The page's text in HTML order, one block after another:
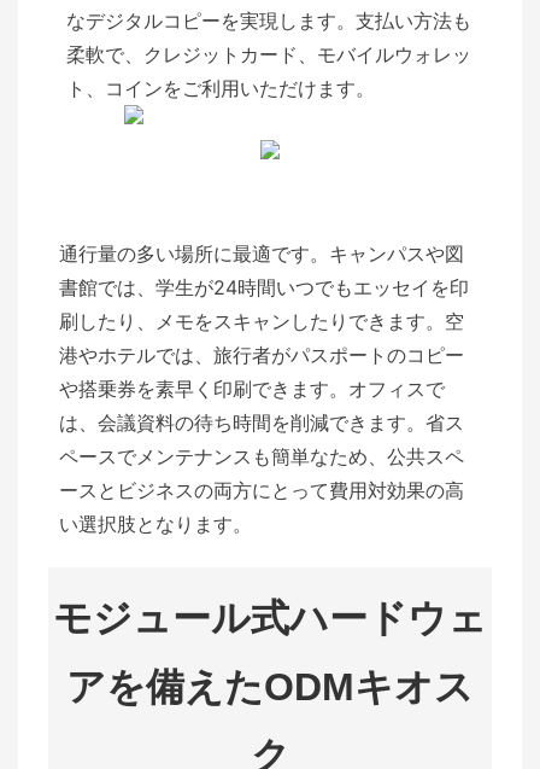
なデジタルコピーを実現します。支払い方法も
柔軟で、クレジットカード、モバイルウォレッ
ト、コインをご利用いただけます。
通行量の多い場所に最適です。キャンパスや図
書館では、学生が24時間いつでもエッセイを印
刷したり、メモをスキャンしたりできます。空
港やホテルでは、旅行者がパスポートのコピー
や搭乗券を素早く印刷できます。オフィスで
は、会議資料の待ち時間を削減できます。省ス
ペースでメンテナンスも簡単なため、公共スペ
ースとビジネスの両方にとって費用対効果の高
い選択肢となります。
モジュール式ハードウェ
アを備えたODMキオス
ク